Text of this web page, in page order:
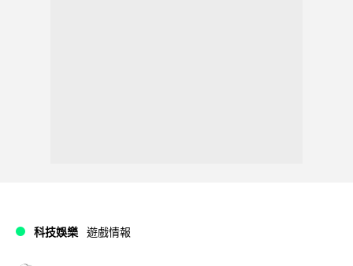
科技娛樂 遊戲情報